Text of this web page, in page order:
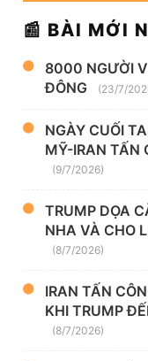
📰 BÀI MỚI
8000 NGƯỜI
ĐÔNG
(23/7/
NGÀY CUỐI
MỸ-IRAN TẤN
(9/7/2026)
TRUMP DỌA
NHA VÀ CHO
(8/7/2026)
IRAN TẤN
KHI TRUMP
(8/7/2026)